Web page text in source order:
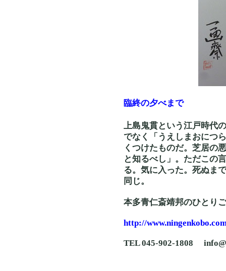
臨終の夕べまで
上島鬼貫という江戸時代
でなく「うえしまおにつ
くつけたものだ。芝居の
と知るべし」。ただこの
る。気に入った。死ぬま
同じ。
本多青仁斎靖邦のひとり
http://
TEL 045-902-1808